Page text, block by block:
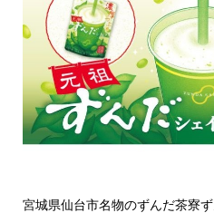
宮城県仙台市名物のずんだ茶寮